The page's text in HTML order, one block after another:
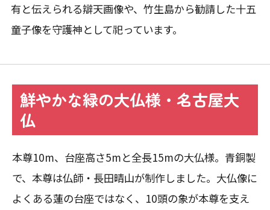
有と伝えられる辯天画像や、竹生島から勧請した十五
童子像を守護神として祀っています。
鮮やかな緑の大仏様・名古屋大
仏
本尊10m、台座高さ5mと全長15mの大仏様。青銅製
で、本尊は仏師・長田晴山が制作しました。大仏像に
よくある蓮の台座ではなく、10頭の象が本尊を支え